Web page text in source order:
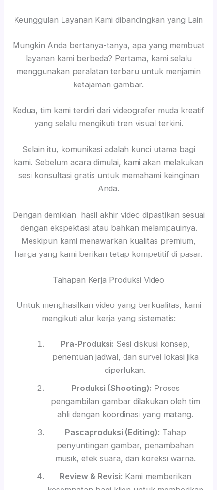
Keunggulan Layanan Kami dibandingkan yang Lain
Mungkin Anda bertanya-tanya, apa yang membuat
layanan kami berbeda? Pertama, kami selalu
menggunakan peralatan terbaru untuk menjamin
ketajaman gambar.
Kedua, tim kami terdiri dari videografer muda kreatif
yang selalu mengikuti tren visual terkini.
Selain itu, komunikasi adalah kunci utama bagi
kami. Sebelum acara dimulai, kami akan melakukan
sesi konsultasi gratis untuk memahami keinginan
Anda.
Dengan demikian, hasil akhir video dipastikan sesuai
dengan ekspektasi atau bahkan melampauinya.
Meskipun kami menawarkan kualitas premium,
harga yang kami berikan tetap kompetitif di pasar.
Tahapan Kerja Produksi Video
Untuk menghasilkan video yang berkualitas, kami
mengikuti alur kerja yang sistematis:
Pra-Produksi: Sesi diskusi konsep,
penentuan jadwal, dan survei lokasi jika
diperlukan.
Produksi (Shooting): Proses
pengambilan gambar dilakukan oleh tim
ahli dengan koordinasi yang matang.
Pascaproduksi (Editing): Tahap
penyuntingan gambar, penambahan
musik, efek suara, dan koreksi warna.
Review & Revisi: Kami memberikan